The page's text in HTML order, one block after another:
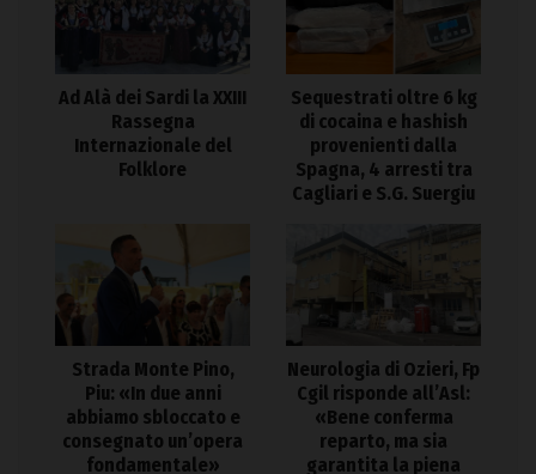
Ad Alà dei Sardi la XXIII
Rassegna
Internazionale del
Folklore
Sequestrati oltre 6 kg
di cocaina e hashish
provenienti dalla
Spagna, 4 arresti tra
Cagliari e S.G. Suergiu
Strada Monte Pino,
Piu: «In due anni
abbiamo sbloccato e
consegnato un’opera
fondamentale»
Neurologia di Ozieri, Fp
Cgil risponde all’Asl:
«Bene conferma
reparto, ma sia
garantita la piena